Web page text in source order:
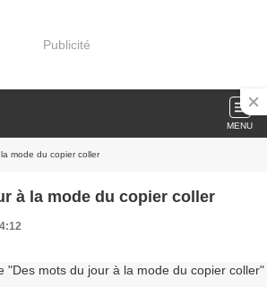
Publicité
MENU
mode du copier coller
à la mode du copier coller